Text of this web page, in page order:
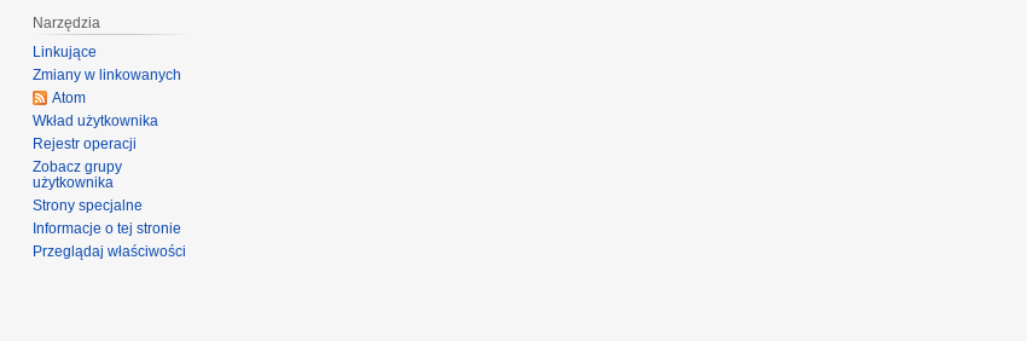
Narzędzia
Linkujące
Zmiany w linkowanych
Atom
Wkład użytkownika
Rejestr operacji
Zobacz grupy
użytkownika
Strony specjalne
Informacje o tej stronie
Przeglądaj właściwości